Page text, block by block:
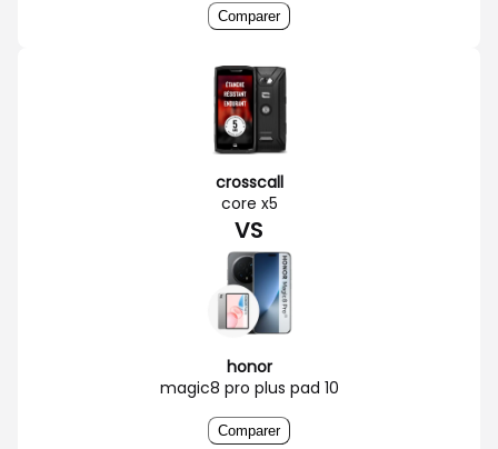
Comparer
crosscall
core x5
VS
honor
magic8 pro plus pad 10
Comparer